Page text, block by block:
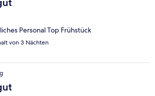
Personal Top Frühstück
von 3 Nächten